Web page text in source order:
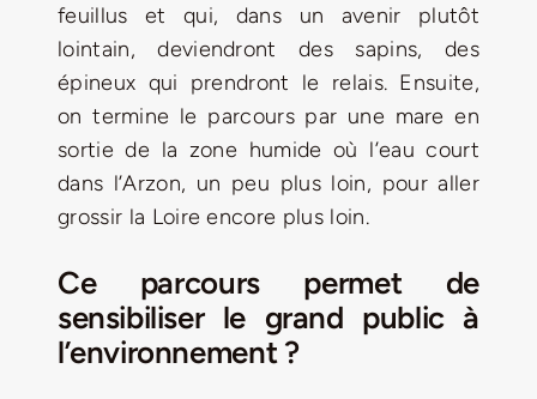
feuillus et qui, dans un avenir plutôt
lointain, deviendront des sapins, des
épineux qui prendront le relais. Ensuite,
on termine le parcours par une mare en
sortie de la zone humide où l’eau court
dans l’Arzon, un peu plus loin, pour aller
grossir la Loire encore plus loin.
Ce parcours permet de
sensibiliser le grand public à
l’environnement ?